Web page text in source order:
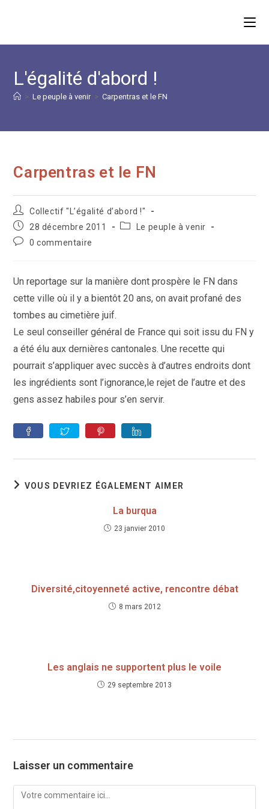
L'égalité d'abord !
> Le peuple à venir > Carpentras et le FN
Carpentras et le FN
Auteur/autrice
de
la
publication :
Collectif "L’égalité d’abord !"
Publication
publiée :
28 décembre 2011
Post Le peuple à venir
Commentaires
0 commentaire
Un reportage sur la manière dont prospère le FN dans
cette ville où il y a bientôt 20 ans, on avait profané des
tombes au cimetière juif.
Le seul conseiller général de France qui soit issu du FN y
a été élu aux dernières cantonales. Une recette qui
pourrait s’appliquer avec succès à d’autres endroits dont
les ingrédients sont l’ignorance,le rejet de l’autre et des
gens assez habiles pour s’en servir.
VOUS DEVRIEZ ÉGALEMENT AIMER
La burqua
23 janvier 2010
Diversité,citoyenneté active, rencontre débat
8 mars 2012
Les anglais ne supportent plus le voile
29 septembre 2013
Laisser un commentaire
Comment